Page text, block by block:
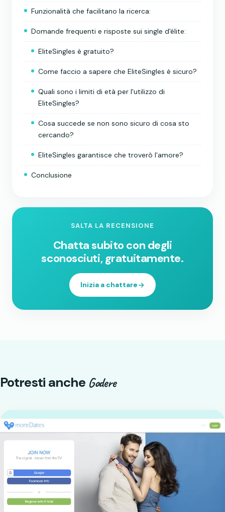
Funzionalità che facilitano la ricerca:
Domande frequenti e risposte sui single d'élite:
EliteSingles è gratuito?
Come faccio a sapere che EliteSingles è sicuro?
Quali sono i limiti di età per l'utilizzo di
EliteSingles?
Cosa succede se non sono sicuro di cosa sto
cercando?
EliteSingles garantisce che troverò l'amore?
Conclusione
SALTA LA RECENSIONE
Chatta subito con degli
sconosciuti, gratuitamente.
Inizia a chattare
Potresti anche Godere